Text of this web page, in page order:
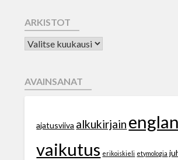
ARKISTOT
AVAINSANAT
ajatusviiva alkukirjain
vaikutus erikoiskieli etymologia